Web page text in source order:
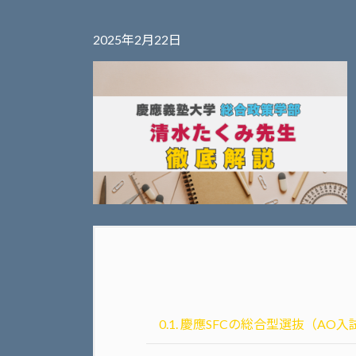
2025年2月22日
0.1. 慶應SFCの総合型選抜（AO入